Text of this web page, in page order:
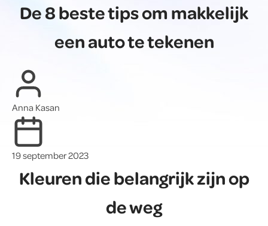
De 8 beste tips om makkelijk
een auto te tekenen
Anna Kasan
19 september 2023
Kleuren die belangrijk zijn op
de weg